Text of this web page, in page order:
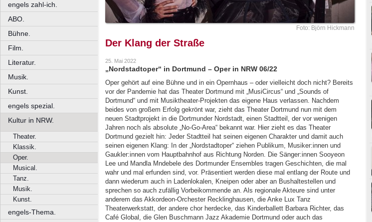
engels zahl-ich.
ABO.
Bühne.
Film.
Literatur.
Musik.
Kunst.
engels spezial.
Kultur in NRW.
Theater.
Klassik.
Oper.
Musical.
Tanz.
Musik.
Kunst.
engels-Thema.
Foto: Björn Hickmann
Der Klang der Straße
25. Mai 2022
„Nordstadtoper“ in Dortmund – Oper in NRW 06/22
Oper gehört auf eine Bühne und in ein Opernhaus – oder vielleicht doch nicht? Bereits
vor der Pandemie hat das Theater Dortmund mit „MusiCircus“ und „Sounds of
Dortmund“ und mit Musiktheater-Projekten das eigene Haus verlassen. Nachdem
beides von großem Erfolg gekrönt war, zieht das Theater Dortmund nun mit dem
neuen Stadtprojekt in die Dortmunder Nordstadt, einen Stadtteil, der vor wenigen
Jahren noch als absolute „No-Go-Area“ bekannt war. Hier zieht es das Theater
Dortmund gezielt hin: Jeder Stadtteil hat seinen eigenen Charakter und damit auch
seinen eigenen Klang: In der „Nordstadtoper“ ziehen Publikum, Musiker:innen und
Gaukler:innen vom Hauptbahnhof aus Richtung Norden. Die Sänger:innen Sooyeon
Lee und Mandla Mndebele des Dortmunder Ensembles tragen Geschichten, die mal
wahr und mal erfunden sind, vor. Präsentiert werden diese mal entlang der Route und
dann wiederum auch in Ladenlokalen, Kneipen oder aber an Bushaltestellen und
sprechen so auch zufällig Vorbeikommende an. Als regionale Akteure sind unter
anderem das Akkordeon-Orchester Recklinghausen, die Anke Lux Tanz
Theaterwerkstatt, der andere chor herdecke, das Kinderballett Barbara Richter, das
Café Global, die Glen Buschmann Jazz Akademie Dortmund oder auch das